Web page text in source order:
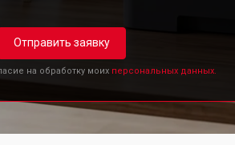
Отправить заявку
на обработку моих персональных данных.